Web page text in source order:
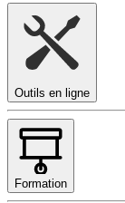
Outils en ligne
Formation